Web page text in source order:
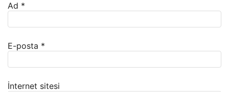
Ad *
E-posta *
İnternet sitesi